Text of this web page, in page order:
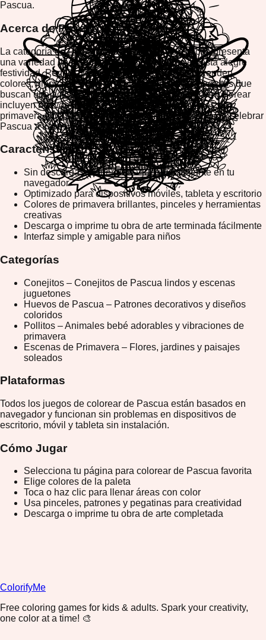
Pascua.
Acerca de Pascua
La categoría de Páginas para Colorear de Pascua presenta
una variedad de diseños festivos inspirados en esta alegre
festividad. Perfecta para niños pequeños que aprenden
colores, niños que disfrutan del juego creativo y adultos que
buscan una actividad relajante, estas páginas para colorear
incluyen huevos de Pascua, conejitos lindos, flores de
primavera y más. Es una forma divertida y atractiva de celebrar
Pascua a través de la creatividad.
Características
Sin descargas requeridas – juega al instante en tu
navegador
Optimizado para dispositivos móviles, tableta y escritorio
Colores de primavera brillantes, pinceles y herramientas
creativas
Descarga o imprime tu obra de arte terminada fácilmente
Interfaz simple y amigable para niños
Categorías
Conejitos – Conejitos de Pascua lindos y escenas
juguetones
Huevos de Pascua – Patrones decorativos y diseños
coloridos
Pollitos – Animales bebé adorables y vibraciones de
primavera
Escenas de Primavera – Flores, jardines y paisajes
soleados
Plataformas
Todos los juegos de colorear de Pascua están basados en
navegador y funcionan sin problemas en dispositivos de
escritorio, móvil y tableta sin instalación.
Cómo Jugar
Selecciona tu página para colorear de Pascua favorita
Elige colores de la paleta
Toca o haz clic para llenar áreas con color
Usa pinceles, patrones y pegatinas para creatividad
Descarga o imprime tu obra de arte completada
ColorifyMe
Free coloring games for kids & adults. Spark your creativity,
one color at a time! 🎨